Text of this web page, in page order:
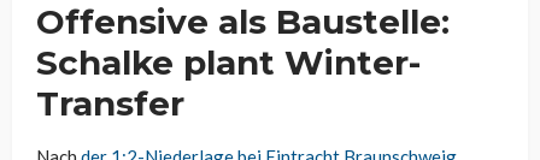
Offensive als Baustelle:
Schalke plant Winter-
Transfer